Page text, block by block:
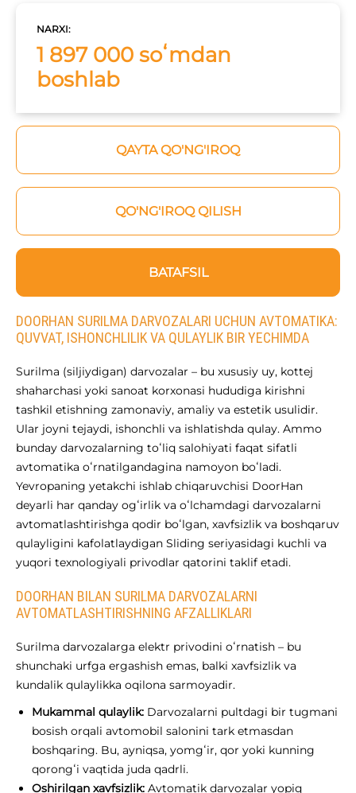
NARXI:
1 897 000 soʻmdan
boshlab
QAYTA QO'NG'IROQ
QO'NG'IROQ QILISH
BATAFSIL
DOORHAN SURILMA DARVOZALARI UCHUN AVTOMATIKA:
QUVVAT, ISHONCHLILIK VA QULAYLIK BIR YECHIMDA
Surilma (siljiydigan) darvozalar – bu xususiy uy, kottej
shaharchasi yoki sanoat korxonasi hududiga kirishni
tashkil etishning zamonaviy, amaliy va estetik usulidir.
Ular joyni tejaydi, ishonchli va ishlatishda qulay. Ammo
bunday darvozalarning toʻliq salohiyati faqat sifatli
avtomatika oʻrnatilgandagina namoyon boʻladi.
Yevropaning yetakchi ishlab chiqaruvchisi DoorHan
deyarli har qanday ogʻirlik va oʻlchamdagi darvozalarni
avtomatlashtirishga qodir boʻlgan, xavfsizlik va boshqaruv
qulayligini kafolatlaydigan Sliding seriyasidagi kuchli va
yuqori texnologiyali privodlar qatorini taklif etadi.
DOORHAN BILAN SURILMA DARVOZALARNI
AVTOMATLASHTIRISHNING AFZALLIKLARI
Surilma darvozalarga elektr privodini oʻrnatish – bu
shunchaki urfga ergashish emas, balki xavfsizlik va
kundalik qulaylikka oqilona sarmoyadir.
Mukammal qulaylik: Darvozalarni pultdagi bir tugmani
bosish orqali avtomobil salonini tark etmasdan
boshqaring. Bu, ayniqsa, yomgʻir, qor yoki kunning
qorongʻi vaqtida juda qadrli.
Oshirilgan xavfsizlik: Avtomatik darvozalar yopiq